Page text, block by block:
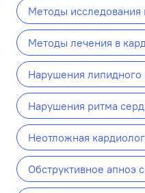
Методы исследования
Методы лечения в
Нарушения липидного
Нарушения ритма
Неотложная
Обструктивное апноэ